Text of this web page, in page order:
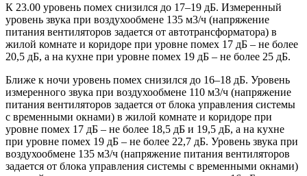
К 23.00 уровень помех снизился до 17–19 дБ. Измеренный
уровень звука при воздухообмене 135 м3/ч (напряжение
питания вентиляторов задается от автотрансформатора) в
жилой комнате и коридоре при уровне помех 17 дБ – не более
20,5 дБ, а на кухне при уровне помех 19 дБ – не более 25 дБ.
Ближе к ночи уровень помех снизился до 16–18 дБ. Уровень
измеренного звука при воздухообмене 110 м3/ч (напряжение
питания вентиляторов задается от блока управления системы
с временными окнами) в жилой комнате и коридоре при
уровне помех 17 дБ – не более 18,5 дБ и 19,5 дБ, а на кухне
при уровне помех 19 дБ – не более 22,7 дБ. Уровень звука при
воздухообмене 135 м3/ч (напряжение питания вентиляторов
задается от блока управления системы с временными окнами)